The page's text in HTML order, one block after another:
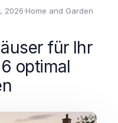
2026·Home and Garden
für Ihr
optimal